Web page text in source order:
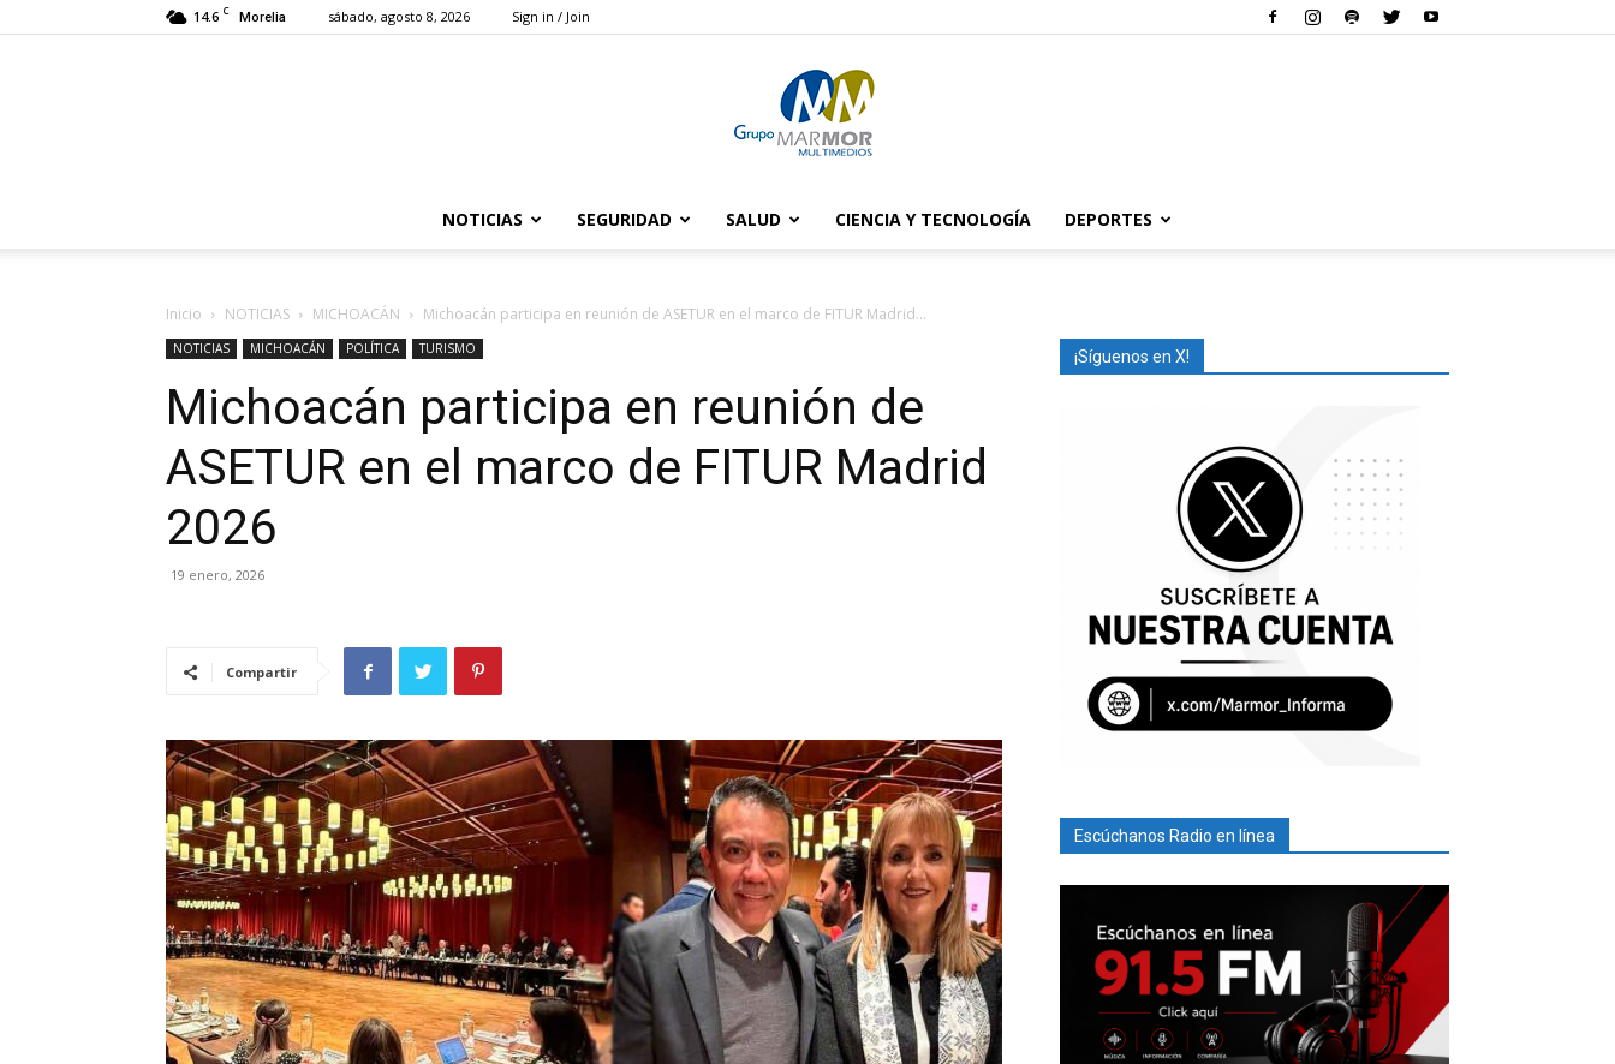
14.6 C Morelia sábado, agosto 8, 2026 Sign in / Join
Marmor
NOTICIAS SEGURIDAD SALUD CIENCIA Y TECNOLOGÍA DEPORTES
Inicio NOTICIAS MICHOACÁN Michoacán participa en reunión de ASETUR en el marco de FITUR Madrid...
NOTICIAS MICHOACÁN POLÍTICA TURISMO
Michoacán participa en reunión de
ASETUR en el marco de FITUR Madrid
2026
19 enero, 2026
Compartir
¡Síguenos en X!
Escúchanos Radio en línea